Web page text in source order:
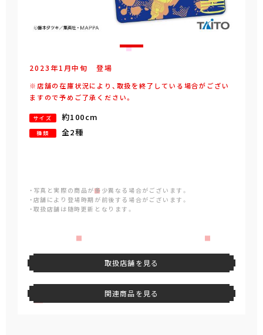
2023年1 月中旬 登場
※店舗の在庫状況により、取扱を終了している場合がござい
ますので予めご了承ください。
サイズ 約100cm
種類 全2種
・写真と実際の商品が多少異なる場合がございます。
・店舗により登場時期が前後する場合がございます。
・取扱店舗は随時更新となります。
取扱店舗を見る
関連商品を見る